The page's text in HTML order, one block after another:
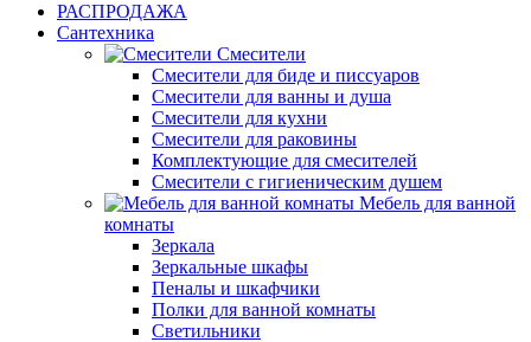
РАСПРОДАЖА
Сантехника
Смесители
Смесители для биде и писсуаров
Смесители для ванны и душа
Смесители для кухни
Смесители для раковины
Комплектующие для смесителей
Смесители с гигиеническим душем
Мебель для ванной
комнаты
Зеркала
Зеркальные шкафы
Пеналы и шкафчики
Полки для ванной комнаты
Светильники